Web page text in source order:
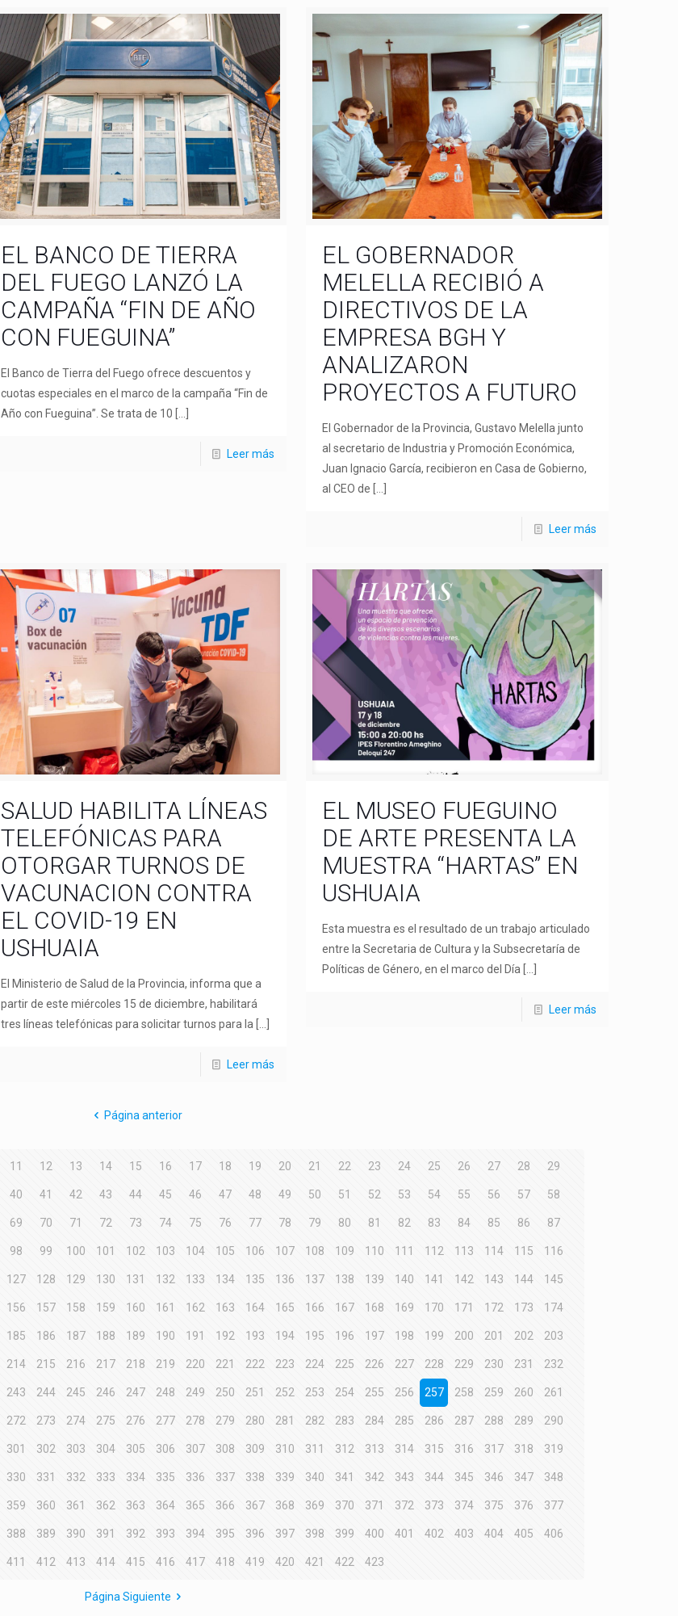
EL BANCO DE TIERRA
DEL FUEGO LANZÓ LA
CAMPAÑA “FIN DE AÑO
CON FUEGUINA”
El Banco de Tierra del Fuego ofrece descuentos y
cuotas especiales en el marco de la campaña “Fin de
Año con Fueguina”. Se trata de 10
Leer más
EL GOBERNADOR
MELELLA RECIBIÓ A
DIRECTIVOS DE LA
EMPRESA BGH Y
ANALIZARON
PROYECTOS A FUTURO
El Gobernador de la Provincia, Gustavo Melella junto
al secretario de Industria y Promoción Económica,
Juan Ignacio García, recibieron en Casa de Gobierno,
al CEO de
Leer más
SALUD HABILITA LÍNEAS
TELEFÓNICAS PARA
OTORGAR TURNOS DE
VACUNACION CONTRA
EL COVID-19 EN
USHUAIA
El Ministerio de Salud de la Provincia, informa que a
partir de este miércoles 15 de diciembre, habilitará
tres líneas telefónicas para solicitar turnos para la
Leer más
EL MUSEO FUEGUINO
DE ARTE PRESENTA LA
MUESTRA “HARTAS” EN
USHUAIA
Esta muestra es el resultado de un trabajo articulado
entre la Secretaria de Cultura y la Subsecretaría de
Políticas de Género, en el marco del Día
Leer más
Página anterior
11 12 13 14 15 16 17 18 19 20 21 22 23 24 25 26 27 28 29
40 41 42 43 44 45 46 47 48 49 50 51 52 53 54 55 56 57 58
69 70 71 72 73 74 75 76 77 78 79 80 81 82 83 84 85 86 87
98 99 100 101 102 103 104 105 106 107 108 109 110 111 112 113 114 115 116
127 128 129 130 131 132 133 134 135 136 137 138 139 140 141 142 143 144 145
156 157 158 159 160 161 162 163 164 165 166 167 168 169 170 171 172 173 174
185 186 187 188 189 190 191 192 193 194 195 196 197 198 199 200 201 202 203
214 215 216 217 218 219 220 221 222 223 224 225 226 227 228 229 230 231 232
243 244 245 246 247 248 249 250 251 252 253 254 255 256 257 258 259 260 261
272 273 274 275 276 277 278 279 280 281 282 283 284 285 286 287 288 289 290
301 302 303 304 305 306 307 308 309 310 311 312 313 314 315 316 317 318 319
330 331 332 333 334 335 336 337 338 339 340 341 342 343 344 345 346 347 348
359 360 361 362 363 364 365 366 367 368 369 370 371 372 373 374 375 376 377
388 389 390 391 392 393 394 395 396 397 398 399 400 401 402 403 404 405 406
411 412 413 414 415 416 417 418 419 420 421 422 423
Página Siguiente